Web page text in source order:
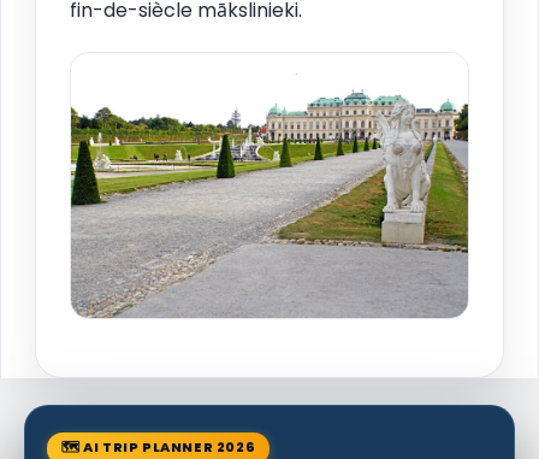
fin-de-siècle mākslinieki.
🗺 AI TRIP PLANNER 2026